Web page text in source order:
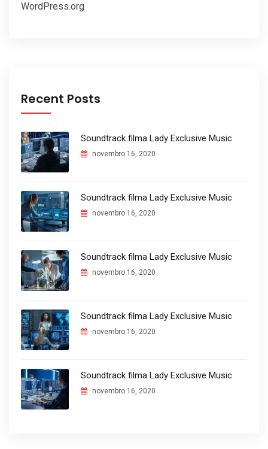
WordPress.org
Recent Posts
Soundtrack filma Lady Exclusive Music
novembro 16, 2020
Soundtrack filma Lady Exclusive Music
novembro 16, 2020
Soundtrack filma Lady Exclusive Music
novembro 16, 2020
Soundtrack filma Lady Exclusive Music
novembro 16, 2020
Soundtrack filma Lady Exclusive Music
novembro 16, 2020